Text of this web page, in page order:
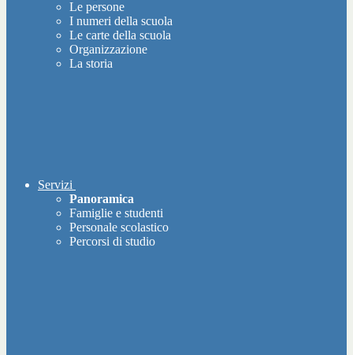
Le persone
I numeri della scuola
Le carte della scuola
Organizzazione
La storia
Servizi
Panoramica
Famiglie e studenti
Personale scolastico
Percorsi di studio